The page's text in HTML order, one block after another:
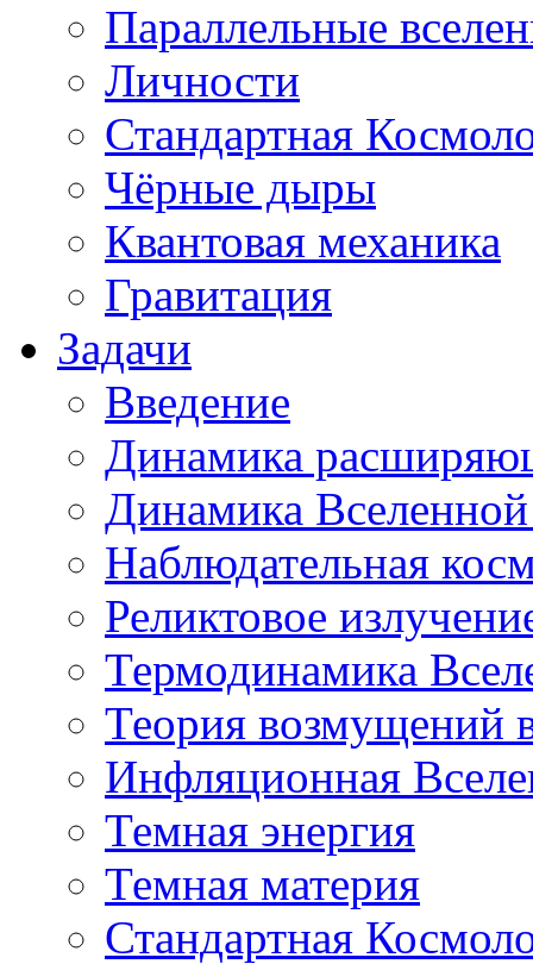
Параллельные
Личности
Стандартная
Чёрные дыры
Квантовая механика
Гравитация
Задачи
Введение
Динамика
Динамика
Наблюдательная
Реликтовое
Термодинамика
Теория возмущений
Инфляционная
Темная энергия
Темная материя
Стандартная